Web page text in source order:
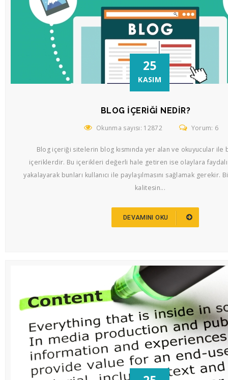
25
KASIM
BLOG İÇERIĞI NEDIR?
Okunma sayısı: 12872 Yorum: 6
Blog içeriği sitelerin blog kısmında yer alan ve okuyucular ile
içeriklerdir. Bu içerikleri değerli hale getiren ise olaylara faydalı
yakalayarak bunları kullanıcı ile paylaşılmasını sağlamak gerekir.
kalitesin...
DEVAMINI OKU